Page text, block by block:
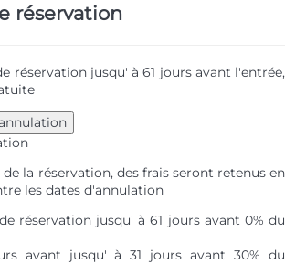
réservation
réservation jusqu' à 61 jours avant l'entrée,
la réservation, des frais seront retenus en
les dates d'annulation
réservation jusqu' à 61 jours avant 0% du
avant jusqu' à 31 jours avant 30% du